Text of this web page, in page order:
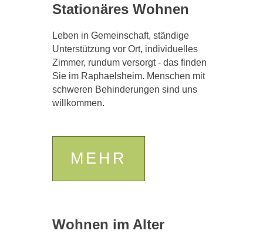
Stationäres Wohnen
Leben in Gemeinschaft, ständige
Unterstützung vor Ort, individuelles
Zimmer, rundum versorgt - das finden
Sie im Raphaelsheim. Menschen mit
schweren Behinderungen sind uns
willkommen.
MEHR
Wohnen im Alter